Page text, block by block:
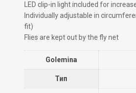
LED clip-in light included for
Individually adjustable in
fit)
Flies are kept out by the fly net
Golemina
Тип